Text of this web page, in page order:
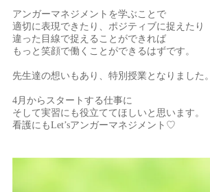
アンガーマネジメントを学ぶことで
適切に表現できたり、ポジティブに捉えたり
違った目線で捉えることができれば
もっと笑顔で働くことができるはずです。
先生達の想いもあり、特別授業となりました。
4月からスタートする仕事に
そして実習にも役立ててほしいと思います。
看護にもLet’sアンガーマネジメント♡